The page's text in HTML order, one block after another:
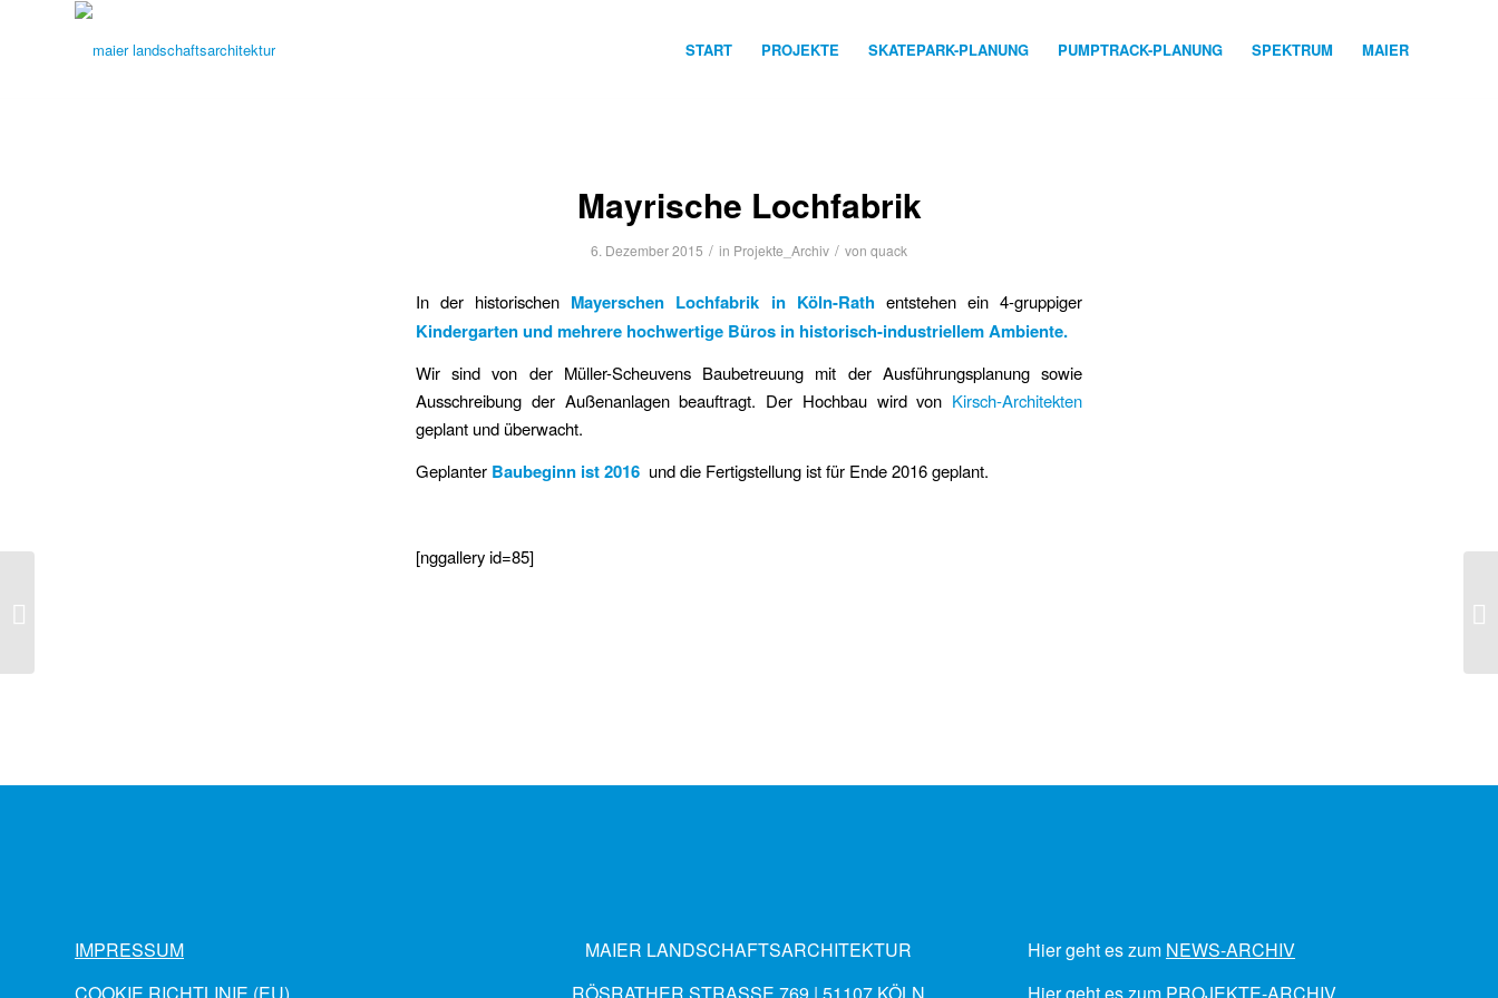
START PROJEKTE SKATEPARK-PLANUNG PUMPTRACK-PLANUNG SPEKTRUM MAIER
Mayrische Lochfabrik
6. Dezember 2015 / in Projekte_Archiv / von quack
In der historischen Mayerschen Lochfabrik in Köln-Rath entstehen ein 4-gruppiger
Kindergarten und mehrere hochwertige Büros in historisch-industriellem Ambiente.
Wir sind von der Müller-Scheuvens Baubetreuung mit der Ausführungsplanung sowie
Ausschreibung der Außenanlagen beauftragt. Der Hochbau wird von Kirsch-Architekten
geplant und überwacht.
Geplanter Baubeginn ist 2016 und die Fertigstellung ist für Ende 2016 geplant.
[nggallery id=85]
IMPRESSUM
MAIER LANDSCHAFTSARCHITEKTUR
Hier geht es zum NEWS-ARCHIV